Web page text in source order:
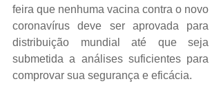
feira que nenhuma vacina contra o novo
coronavírus deve ser aprovada para
distribuição mundial até que seja
submetida a análises suficientes para
comprovar sua segurança e eficácia.